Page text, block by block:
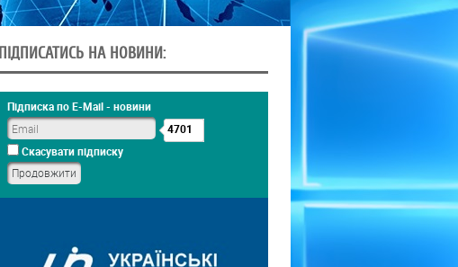
ПІДПИСАТИСЬ НА НОВИНИ:
Підписка по E-Mail - новини
4701
Скасувати підписку